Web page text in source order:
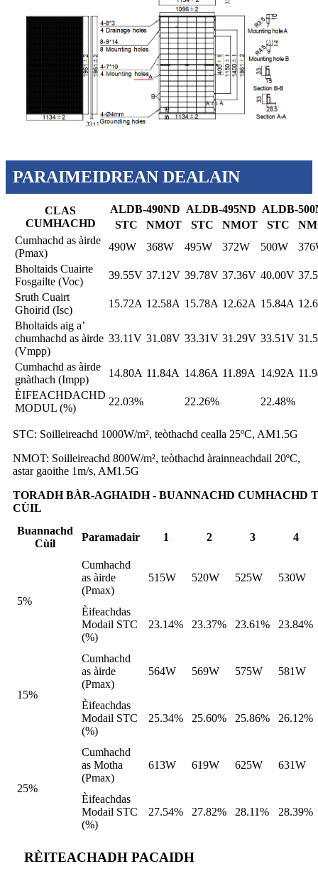
PARAIMEIDREAN DEALAIN
CLAS
CUMHACHD
ALDB-490ND ALDB-495ND ALDB-
STC
NMOT STC NMOT STC
Cumhachd as àirde
(Pmax)
490W 368W 495W 372W 500W
Bholtaids Cuairte
Fosgailte (Voc)
39.55V 37.12V 39.78V 37.36V 40.00V
Sruth Cuairt
Ghoirid (Isc)
15.72A 12.58A 15.78A 12.62A 15.84A
Bholtaids aig a’
chumhachd as àirde
(Vmpp)
33.11V 31.08V 33.31V 31.29V 33.51V
Cumhachd as àirde
gnàthach (Impp)
14.80A 11.84A 14.86A 11.89A 14.92A
ÈIFEACHDACHD
MODUL (%)
22.03% 22.26% 22.48%
STC: Soilleireachd 1000W/m², teòthachd cealla 25ºC, AM1.5G
NMOT: Soilleireachd 800W/m², teòthachd àrainneachdail 20ºC,
astar gaoithe 1m/s, AM1.5G
TORADH BÀR-AGHAIDH - BUANNACHD CUMHACHD
CÙIL
Buannachd
Cùil
Paramadair 1 2 3 4
5%
Cumhachd
as àirde
(Pmax)
515W 520W 525W 530W
Èifeachdas
Modail STC
(%)
23.14% 23.37% 23.61% 23.84%
15%
Cumhachd
as àirde
(Pmax)
564W 569W 575W 581W
Èifeachdas
Modail STC
(%)
25.34% 25.60% 25.86% 26.12%
25%
Cumhachd
as Motha
(Pmax)
613W 619W 625W 631W
Èifeachdas
Modail STC
(%)
27.54% 27.82% 28.11% 28.39%
RÈITEACHADH PACAIDH